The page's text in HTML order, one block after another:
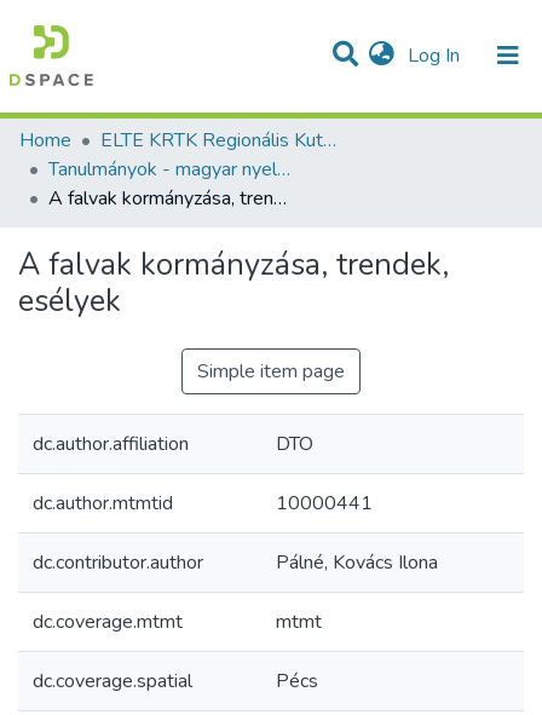
Log In (current)
Communities & Collections
Statistics
All of DSpace
Home
ELTE KRTK Regionális Kutatások Intézete
Tanulmányok - magyar nyelvű (RKI)
A falvak kormányzása, trendek, esélyek
A falvak kormányzása, trendek,
esélyek
Simple item page
dc.author.affiliation DTO
dc.author.mtmtid 10000441
dc.contributor.author Pálné, Kovács Ilona
dc.coverage.mtmt mtmt
dc.coverage.spatial Pécs